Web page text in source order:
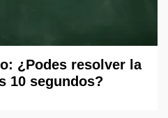
¿Podes resolver la
10 segundos?